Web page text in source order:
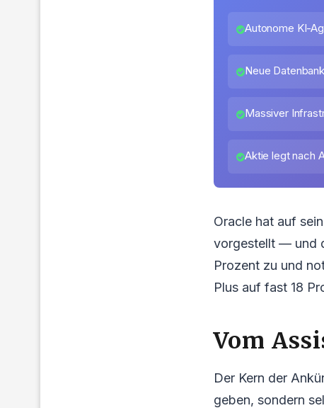
Autonome KI-
Neue
Massiver
Aktie legt nach
Oracle hat auf
vorgestellt — und
Prozent zu und
Plus auf fast 18
Vom
Der Kern der
geben, sondern